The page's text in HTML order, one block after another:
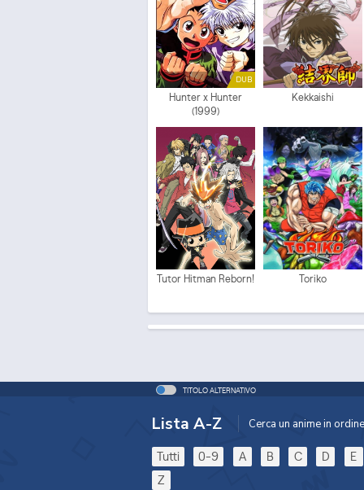
DUB
Hunter x Hunter
(1999)
Kekkaishi
Tutor Hitman Reborn! Toriko
TITOLO ALTERNATIVO
Lista A-Z Cerca un anime in
Tutti 0-9 A B C D
E
Z